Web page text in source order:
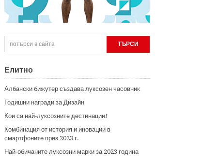
Елитно
Албански бижутер създава луксозен часовник
Годишни награди за Дизайн
Кои са най-луксозните дестинации!
Комбинация от история и иновации в
смартфоните през 2023 г.
Най-обичаните луксозни марки за 2023 година